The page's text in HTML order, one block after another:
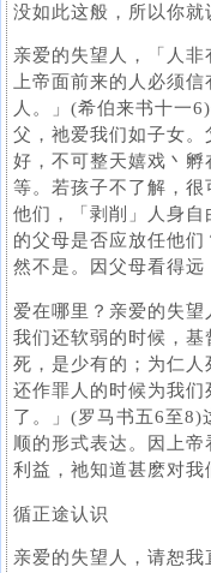
没如此这般，所以你就
亲爱的失望人，「人非
上帝面前来的人必须
人。」(希伯来书十一
父，祂爱我们如子女
好，不可整天嬉戏丶
等。若孩子不了解，很
他们，「剥削」人身
的父母是否应放任他
然不是。因父母看得远
爱在哪里？亲爱的失
我们还软弱的时候，基
死，是少有的；为仁
还作罪人的时候为我们
了。」(罗马书五6至8)
顺的形式表达。因上
利益，祂知道甚麽对我
循正途认识
亲爱的失望人，请恕